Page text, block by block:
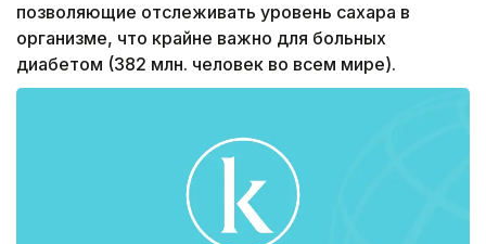
позволяющие отслеживать уровень сахара в
организме, что крайне важно для больных
диабетом (382 млн. человек во всем мире).